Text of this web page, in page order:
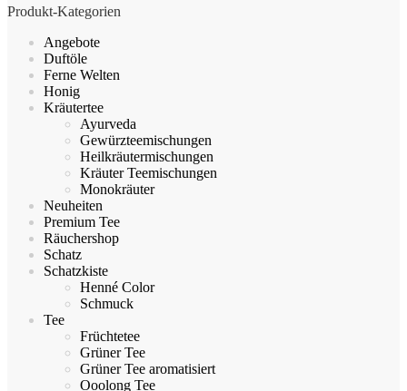
Produkt-Kategorien
Angebote
Duftöle
Ferne Welten
Honig
Kräutertee
Ayurveda
Gewürzteemischungen
Heilkräutermischungen
Kräuter Teemischungen
Monokräuter
Neuheiten
Premium Tee
Räuchershop
Schatz
Schatzkiste
Henné Color
Schmuck
Tee
Früchtetee
Grüner Tee
Grüner Tee aromatisiert
Ooolong Tee